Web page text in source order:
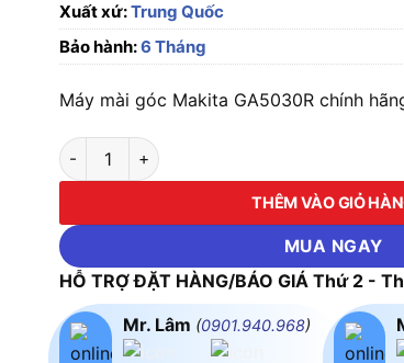
Xuất xứ:Trung Quốc
Bảo hành:6 Tháng
Máy mài góc Makita GA5030R chính
Máy mài góc Makita GA5030R số lượng
THÊM VÀO GIỎ
MUA NGAY
HỖ TRỢ ĐẶT HÀNG/BÁO GIÁ Thứ 2 -
Mr. Lâm (0901.940.968)